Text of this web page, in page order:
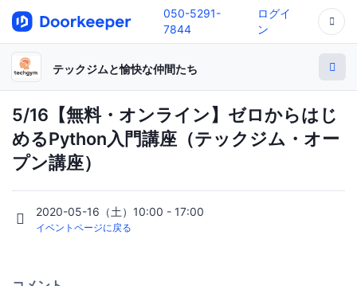
050-5291-
7844
ログイ
ン
テックジムと愉快な仲間たち
5/16【無料・オンライン】ゼロからはじ
めるPython入門講座（テックジム・オー
プン講座）
2020-05-16（土）10:00 - 17:00
イベントページに戻る